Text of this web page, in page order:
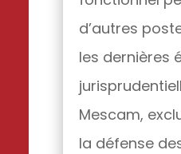
d’autres
les dernières
Mescam,
la défense